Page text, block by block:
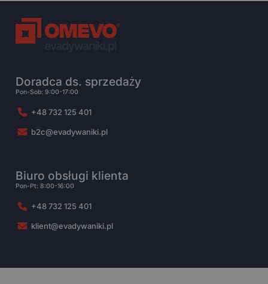
Doradca ds. sprzedaży
Pon-Sob: 9:00-17:00
+48 732 125 401
b2c@evadywaniki.pl
Biuro obsługi klienta
Pon-Pt: 8:00-16:00
+48 732 125 401
klient@evadywaniki.pl